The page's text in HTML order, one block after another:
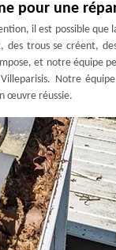
pour une
il est possible
des trous se créent,
et notre équipe
Notre
œuvre réussie.